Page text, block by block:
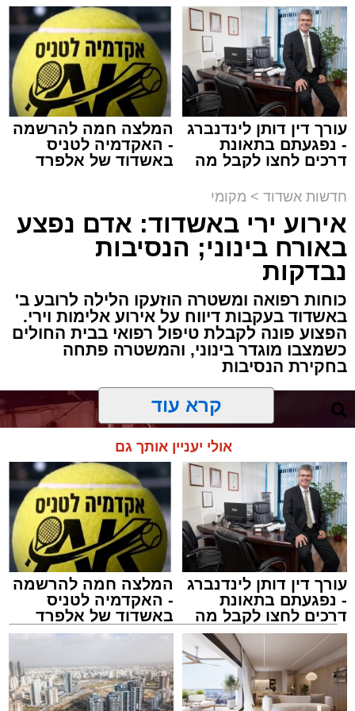
בבית המשפט השלום באשקלון, בבקשה להאריך
את מעצרם בהתאם לצורכי החקירה.
מעוניינים להגיב? לדווח ? צרו איתנו קשר במייל -
ASHDODS@ISNET.CO.IL
מנהל האתר / 08:55 09.08.26
תגים:אבי אמסלם, המרכז למורשת, מהות,
אזולאי
לקראת סיום בין הזמנים נערך אמש מופע סיום בין
הזמנים ומלווה מלכה על ידי "המרכז למורשת"
בראשות מ"מ ראש העיר הרב אבי אמסלם בשיתוף
הרשות העירונית 'מהות' בראשות יו"ר הדירקטוריון
חבר מועצת העיר הרב מני אזולאי ומנכ"לית
הרשות הגב' סימונה מורלי - בהשתתפות למעלה
מאלף בחורי ישיבות, אברכים ותושבי העיר שגדשו
את אולם הפיס גור ברובע ז׳.
האירוע הענק התקיים כאמור ע"י 'המרכז למורשת'
ובשיתוף רשת ישיבות בין הזמנים 'חזון עובדיה'
מבית הרשות העירונית 'מהות' במסגרתה פועלות
עשרות נקודות של ישיבות בין הזמנים ברחבי העיר
שבהם לומדים מאות בחורי ישיבות במהלך
חופשת הקיץ.
במופע ששולב עם מלווה מלכה מוזיקלי הופיעו על
במה אחת אמן הרגש בנצי שטיין, הקומזיצר והיוצר
יצחק בן ארזה והזמר החסידי שמוליק קליין בליווי
תזמורת מורחבת בניצוחו של מאסטרו דני אבידני.
למכירה באשדוד >>>
שמגישים הצעה לדירה
באשדוד
עורך דין דותן לינדנברג
- נפגעתם בתאונת
דרכים לחצו לקבל מה
המלצה חמה להרשמה
- האקדמיה לטניס
באשדוד של אלפרד
חדשות אשדוד > מקומי
אירוע ירי באשדוד: אדם נפצע
באורח בינוני; הנסיבות
נבדקות
כוחות רפואה ומשטרה הוזעקו הלילה לרובע ב'
באשדוד בעקבות דיווח על אירוע אלימות וירי.
הפצוע פונה לקבלת טיפול רפואי בבית החולים
כשמצבו מוגדר בינוני, והמשטרה פתחה
בחקירת הנסיבות
צילום: שמחה חסיד הצלה דרום
מערכת האתר / 00:47 09.08.26
קרא עוד
אולי יעניין אותך גם
עורך דין דותן לינדנברג
- נפגעתם בתאונת
דרכים לחצו לקבל מה
שמגיע לכם
המלצה חמה להרשמה
- האקדמיה לטניס
באשדוד של אלפרד
קריאולנסקי - לילדים